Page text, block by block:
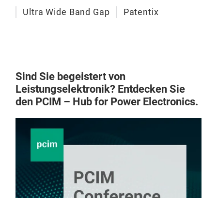
Ultra Wide Band Gap
Patentix
Sind Sie begeistert von
Leistungselektronik? Entdecken Sie
den PCIM – Hub for Power Electronics.